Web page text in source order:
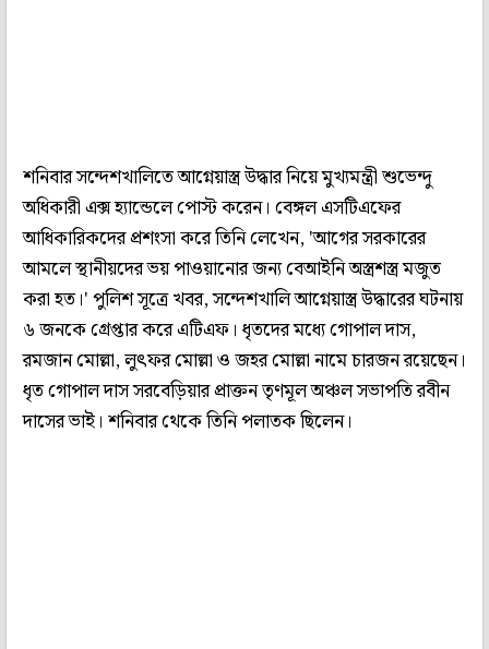
শনিবার সন্দেশখালিতে আগ্নেয়াস্ত্র উদ্ধার নিয়ে মুখ্যমন্ত্রী শুভেন্দু
অধিকারী এক্স হ্যান্ডেলে পোস্ট করেন। বেঙ্গল এসটিএফের
আধিকারিকদের প্রশংসা করে তিনি লেখেন, 'আগের সরকারের
আমলে স্থানীয়দের ভয় পাওয়ানোর জন্য বেআইনি অস্ত্রশস্ত্র মজুত
করা হত।' পুলিশ সূত্রে খবর, সন্দেশখালি আগ্নেয়াস্ত্র উদ্ধারের ঘটনায়
৬ জনকে গ্রেপ্তার করে এটিএফ। ধৃতদের মধ্যে গোপাল দাস,
রমজান মোল্লা, লুৎফর মোল্লা ও জহর মোল্লা নামে চারজন রয়েছেন।
ধৃত গোপাল দাস সরবেড়িয়ার প্রাক্তন তৃণমূল অঞ্চল সভাপতি রবীন
দাসের ভাই। শনিবার থেকে তিনি পলাতক ছিলেন।